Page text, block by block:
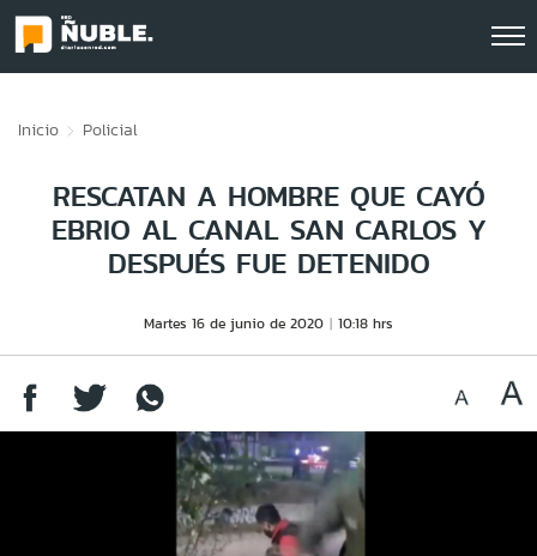
Inicio Policial
RESCATAN A HOMBRE QUE CAYÓ
EBRIO AL CANAL SAN CARLOS Y
DESPUÉS FUE DETENIDO
Martes 16 de junio de 2020 10:18 hrs